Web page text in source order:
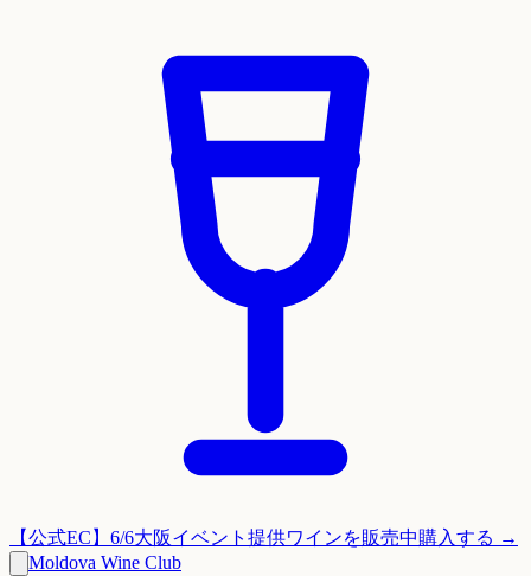
【公式EC】6/6大阪イベント提供ワインを販売中購入する →
Moldova Wine Club